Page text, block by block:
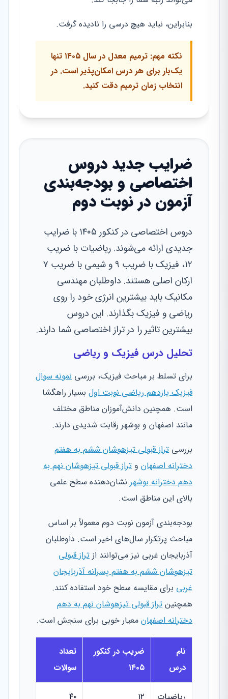
بنابراین، نباید هیچ درسی را نادیده گرفت.
نکته مهم: ترمیم معدل در سال ۱۴۰۵ تنها
یک‌بار برای هر درس امکان‌پذیر است. در
انتخاب زمان ترمیم دقت کنید.
ضرایب جدید دروس
اختصاصی و بودجه‌بندی
آزمون در نوبت دوم
دروس اختصاصی در کنکور ۱۴۰۵ با ضرایب
جدیدی ارائه می‌شوند. ریاضیات با ضریب
۱۲، فیزیک با ضریب ۹ و شیمی با ضریب ۷
ارکان اصلی هستند. داوطلبان مهندسی
مکانیک باید بیشترین انرژی خود را روی
ریاضی و فیزیک بگذارند. این دروس
بیشترین تاثیر را در تراز اختصاصی شما دارند.
تحلیل درس فیزیک و ریاضی
برای تسلط بر مباحث فیزیک، بررسی نمونه سوال
فیزیک یازدهم ریاضی نوبت اول بسیار راهگشا
است. همچنین دانش‌آموزان مناطق مختلف
مانند اصفهان و بوشهر رقابت شدیدی دارند.
بررسی تراز قبولی تیزهوشان ششم به هفتم
دخترانه اصفهان و تراز قبولی تیزهوشان نهم به
دهم دخترانه بوشهر نشان‌دهنده سطح علمی
بالای این مناطق است.
بودجه‌بندی آزمون نوبت دوم معمولاً بر اساس
مباحث پرتکرار سال‌های اخیر است. داوطلبان
آذربایجان غربی نیز می‌توانند از تراز قبولی
تیزهوشان ششم به هفتم پسرانه آذربایجان
غربی برای مقایسه سطح خود استفاده کنند.
همچنین تراز قبولی تیزهوشان نهم به دهم
دخترانه اصفهان معیار خوبی برای سنجش است.
نام
درس
ضریب در کنکور
۱۴۰۵
تعداد
سوالات